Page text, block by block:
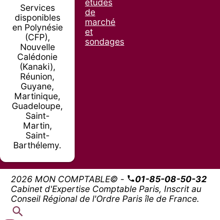
Services
disponibles
en Polynésie
(CFP),
Nouvelle
Calédonie
(Kanaki),
Réunion,
Guyane,
Martinique,
Guadeloupe,
Saint-
Martin,
Saint-
Barthélemy.
études
de
marché
et
sondages
2026 MON COMPTABLE© -
01-85-08-50-32
Cabinet d'Expertise Comptable Paris, Inscrit au
Conseil Régional de l'Ordre Paris île de France.